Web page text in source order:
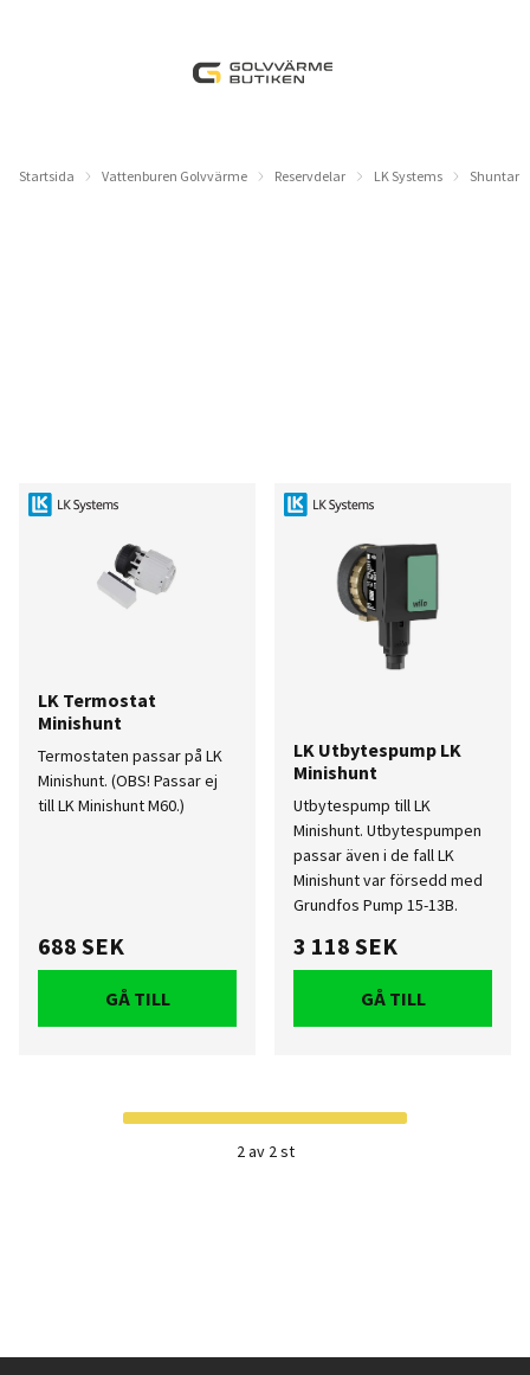
Startsida Vattenburen Golvvärme Reservdelar LK Systems Shuntar
LK Termostat
Minishunt
Termostaten passar på LK
Minishunt. (OBS! Passar ej
till LK Minishunt M60.)
688 SEK
GÅ TILL
LK Utbytespump LK
Minishunt
Utbytespump till LK
Minishunt. Utbytespumpen
passar även i de fall LK
Minishunt var försedd med
Grundfos Pump 15-13B.
3 118 SEK
GÅ TILL
2 av 2 st